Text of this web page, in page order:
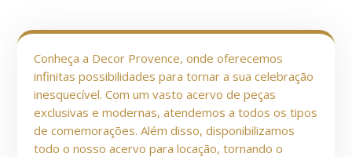
Conheça a Decor Provence, onde oferecemos
infinitas possibilidades para tornar a sua celebração
inesquecível. Com um vasto acervo de peças
exclusivas e modernas, atendemos a todos os tipos
de comemorações. Além disso, disponibilizamos
todo o nosso acervo para locação, tornando o